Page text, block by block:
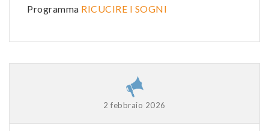
Programma RICUCIRE I SOGNI
2 febbraio 2026